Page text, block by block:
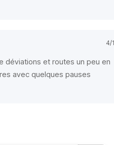
4/
déviations et routes un peu en
avec quelques pauses